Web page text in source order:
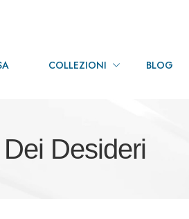
COLLEZIONI BLOG
Desideri